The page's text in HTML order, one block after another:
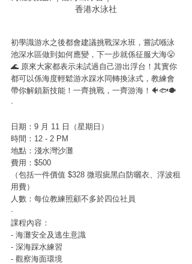
香港水泳社
初學識游水之後都會建議挑戰深水班，嘗試喺泳
池深水區做到如何應變，下一步就係征服大海😤
🌊 原來大家都表示未試過自己游出浮台！其實你
都可以係海度輕鬆游水踩水同轉換泳式，教練會
帶你解鎖新技能！一齊挑戰，一齊游海！🐠🐟🐡
·
日期：9 月 11 日（星期日）
時間：12 - 2 PM
地點：淺水灣沙灘
費用：$500
（包括一件價值 $328 微瑕疵黑白防曬衣、浮波租
用費）
人數：每位教練照顧不多於四位社員
·
課程內容：
- 海灘安全及逃生意識
- 深海踩水練習
- 觀察海面環境